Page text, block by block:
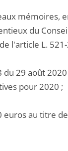
mémoires,
du
l'article L.
29 août
pour 2020 ;
au titre